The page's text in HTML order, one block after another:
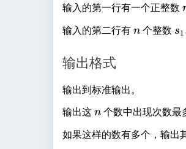
输入的第一行有一个正整数
输入的第二行有n
n 个整数 s
s
_
n
s1
输出格式
输出到标准输出。
输出这n
n 个数中出现次数最
如果这样的数有多个，输出